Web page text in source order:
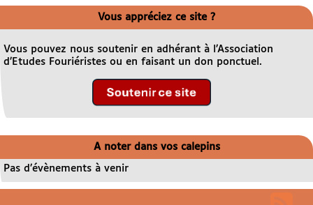
Vous appréciez ce site ?
Vous pouvez nous soutenir en adhérant à l’Association
d’Etudes Fouriéristes ou en faisant un don ponctuel.
A noter dans vos calepins
Pas d’évènements à venir